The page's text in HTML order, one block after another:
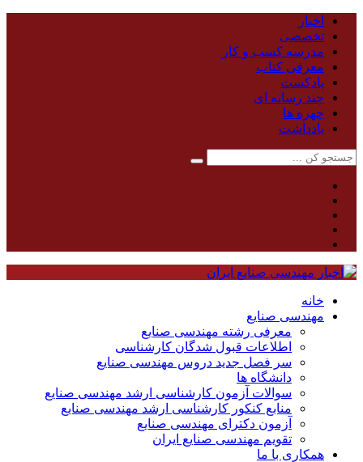
اخبار
تخصصی
مدرسه کسب و کار
معرفی کتاب
پادکست
چند رسانه ای
چهره ها
یادداشت
خانه
مهندسی صنایع
معرفی رشته مهندسی صنایع
اطلاعات قبول شدگان کارشناسی
سر فصل جدید دروس مهندسی صنایع
دانشگاه ها
سوالات آزمون کارشناسی ارشد مهندسی صنایع
منابع کنکور کارشناسی ارشد مهندسی صنایع
آزمون دکترای مهندسی صنایع
تقویم مهندسی صنایع ایران
همکاری با ما